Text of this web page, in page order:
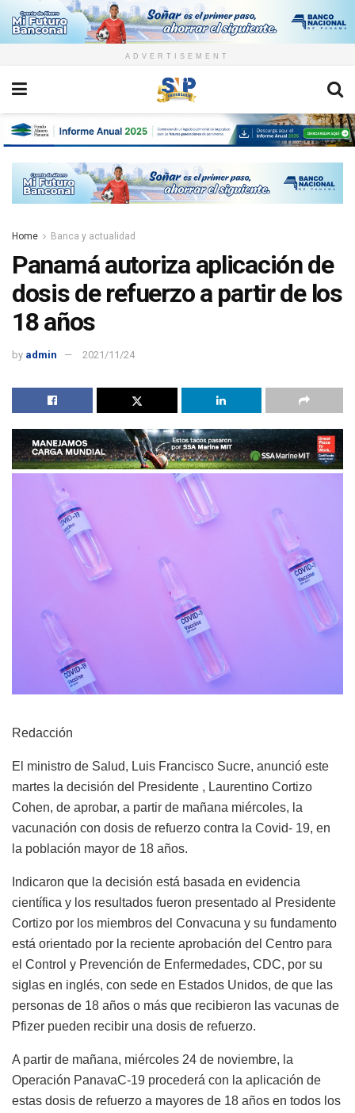
ADVERTISEMENT
Home Banca y actualidad
Panamá autoriza aplicación de
dosis de refuerzo a partir de los
18 años
by admin 2021/11/24
Redacción
El ministro de Salud, Luis Francisco Sucre, anunció este
martes la decisión del Presidente , Laurentino Cortizo
Cohen, de aprobar, a partir de mañana miércoles, la
vacunación con dosis de refuerzo contra la Covid- 19, en
la población mayor de 18 años.
Indicaron que la decisión está basada en evidencia
científica y los resultados fueron presentado al Presidente
Cortizo por los miembros del Convacuna y su fundamento
está orientado por la reciente aprobación del Centro para
el Control y Prevención de Enfermedades, CDC, por su
siglas en inglés, con sede en Estados Unidos, de que las
personas de 18 años o más que recibieron las vacunas de
Pfizer pueden recibir una dosis de refuerzo.
A partir de mañana, miércoles 24 de noviembre, la
Operación PanavaC-19 procederá con la aplicación de
estas dosis de refuerzo a mayores de 18 años en todos los